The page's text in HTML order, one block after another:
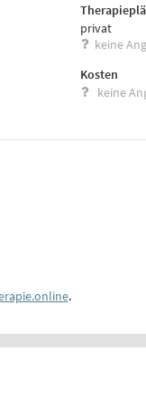
privat
keine
Kosten
keine
.